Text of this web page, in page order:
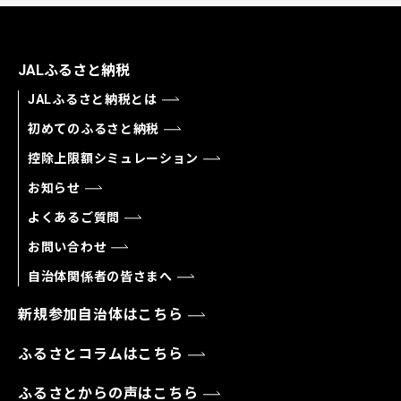
JALふるさと納税
JALふるさと納税とは
初めてのふるさと納税
控除上限額シミュレーション
お知らせ
よくあるご質問
お問い合わせ
自治体関係者の皆さまへ
新規参加自治体はこちら
ふるさとコラムはこちら
ふるさとからの声はこちら